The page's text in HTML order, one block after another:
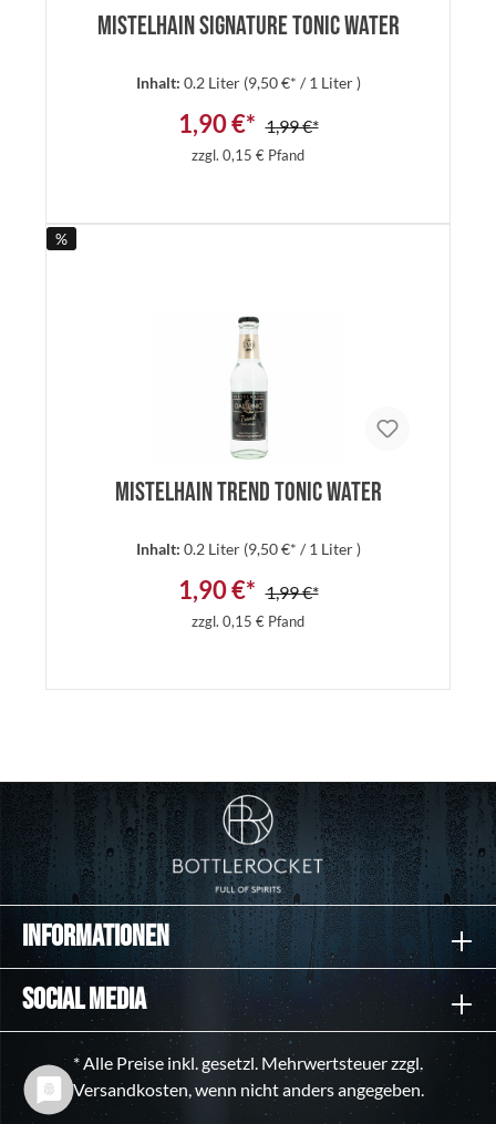
Mistelhain Signature Tonic Water
Inhalt: 0.2 Liter (9,50 €* / 1 Liter )
1,90 €* 1,99 €*
zzgl. 0,15 € Pfand
%
Mistelhain Trend Tonic Water
Inhalt: 0.2 Liter (9,50 €* / 1 Liter )
1,90 €* 1,99 €*
zzgl. 0,15 € Pfand
Informationen
Social Media
* Alle Preise inkl. gesetzl. Mehrwertsteuer zzgl.
Versandkosten, wenn nicht anders angegeben.